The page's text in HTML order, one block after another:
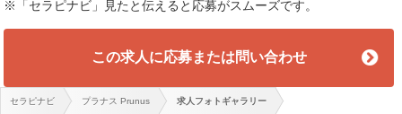
※「セラピナビ」見たと伝えると応募がスムーズです。
この求人に応募または問い合わせ
セラピナビ プラナス Prunus 求人フォトギャラリー